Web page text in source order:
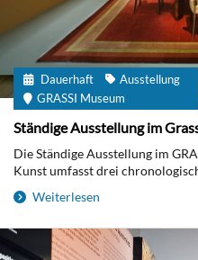
Dauerhaft
Ausstellung
GRASSI Museum
Ständige Ausstellung im
Die Ständige Ausstellung im
Kunst umfasst drei
Weiterlesen